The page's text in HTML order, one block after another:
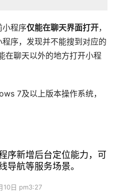
小程序仅能在聊天界面打开，
序，发现并不能搜到对应的
在聊天以外的地方打开小程
7及以上版本操作系统，